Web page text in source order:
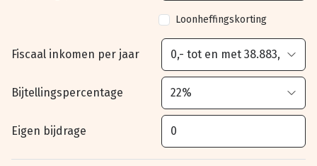
Loonheffingskorting
Fiscaal inkomen per jaar
Bijtellingspercentage
Eigen bijdrage